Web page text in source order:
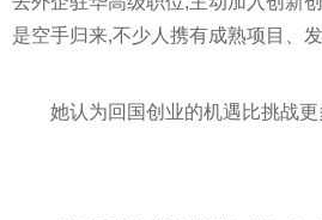
是空手归来,不少人携有成熟项目、发
她认为回国创业的机遇比挑战更